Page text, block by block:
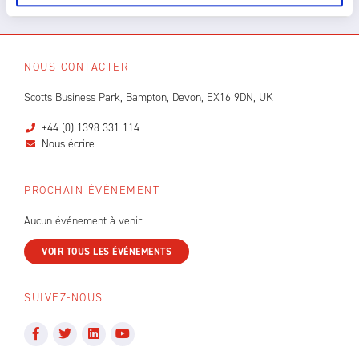
NOUS CONTACTER
Scotts Business Park, Bampton, Devon, EX16 9DN, UK
+44 (0) 1398 331 114
Nous écrire
PROCHAIN ÉVÉNEMENT
Aucun événement à venir
VOIR TOUS LES ÉVÉNEMENTS
SUIVEZ-NOUS